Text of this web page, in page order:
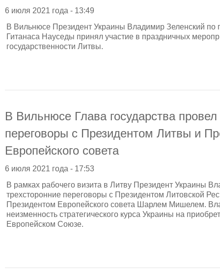
6 июля 2021 года - 13:49
В Вильнюсе Президент Украины Владимир Зеленский
Гитанаса Науседы принял участие в праздничных
государственности Литвы.
В Вильнюсе Глава государства провел
переговоры с Президентом Литвы и
Европейского совета
6 июля 2021 года - 17:53
В рамках рабочего визита в Литву Президент Украины
трехсторонние переговоры с Президентом Литовской
Президентом Европейского совета Шарлем Мишелем.
неизменность стратегического курса Украины на
Европейском Союзе.